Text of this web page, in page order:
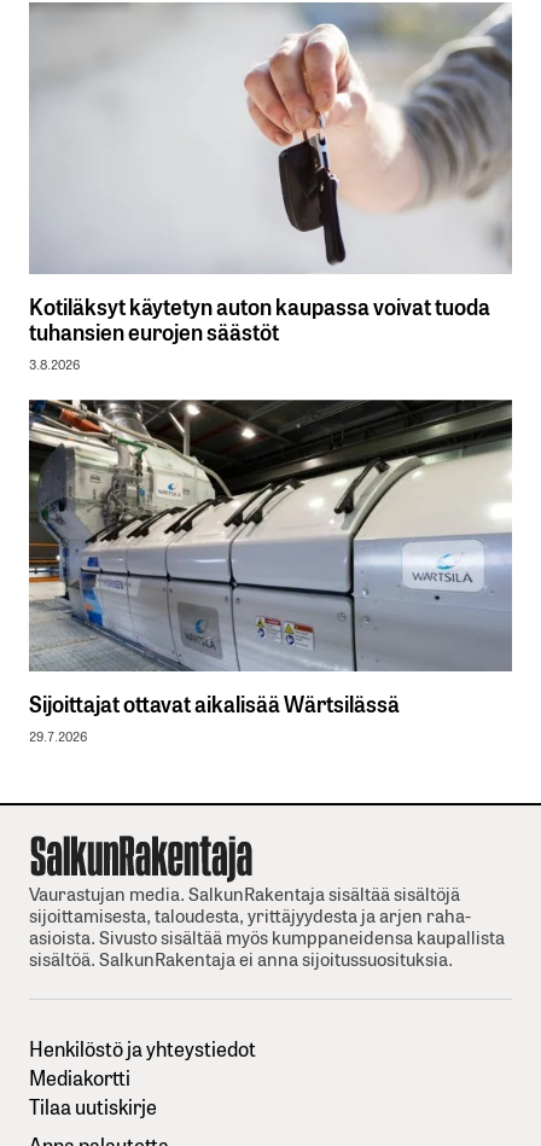
Kotiläksyt käytetyn auton kaupassa voivat tuoda
tuhansien eurojen säästöt
3.8.2026
Sijoittajat ottavat aikalisää Wärtsilässä
29.7.2026
Vaurastujan media. SalkunRakentaja sisältää sisältöjä
sijoittamisesta, taloudesta, yrittäjyydesta ja arjen raha-
asioista. Sivusto sisältää myös kumppaneidensa kaupallista
sisältöä. SalkunRakentaja ei anna sijoitussuosituksia.
Henkilöstö ja yhteystiedot
Mediakortti
Tilaa uutiskirje